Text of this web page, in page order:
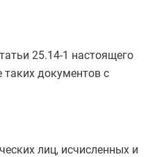
25.14-1 настоящего
таких документов с
лиц, исчисленных и